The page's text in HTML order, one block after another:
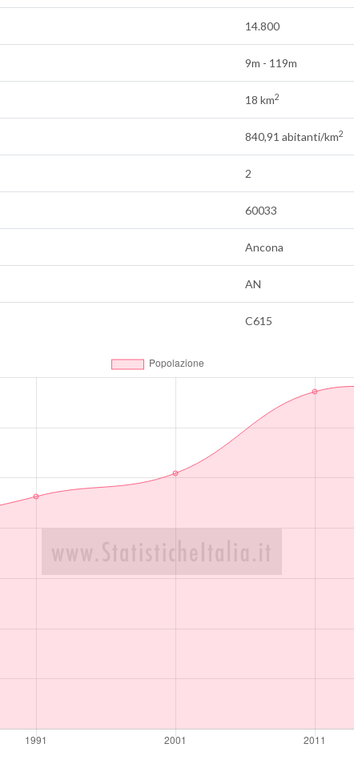
14.800
9m - 119m
18 km2
840,91 abitanti/km2
2
60033
Ancona
AN
C615